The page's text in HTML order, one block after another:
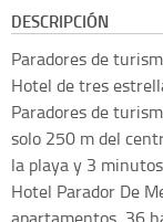
DESCRIPCIÓN
Paradores de
Hotel de tres
Paradores de
solo 250 m del
la playa y 3
Hotel Parador De